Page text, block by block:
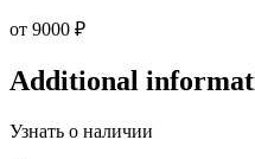
от 9000 ₽
Additional
Узнать о наличии